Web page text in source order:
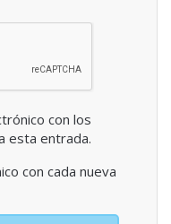
con los
esta entrada.
con cada nueva